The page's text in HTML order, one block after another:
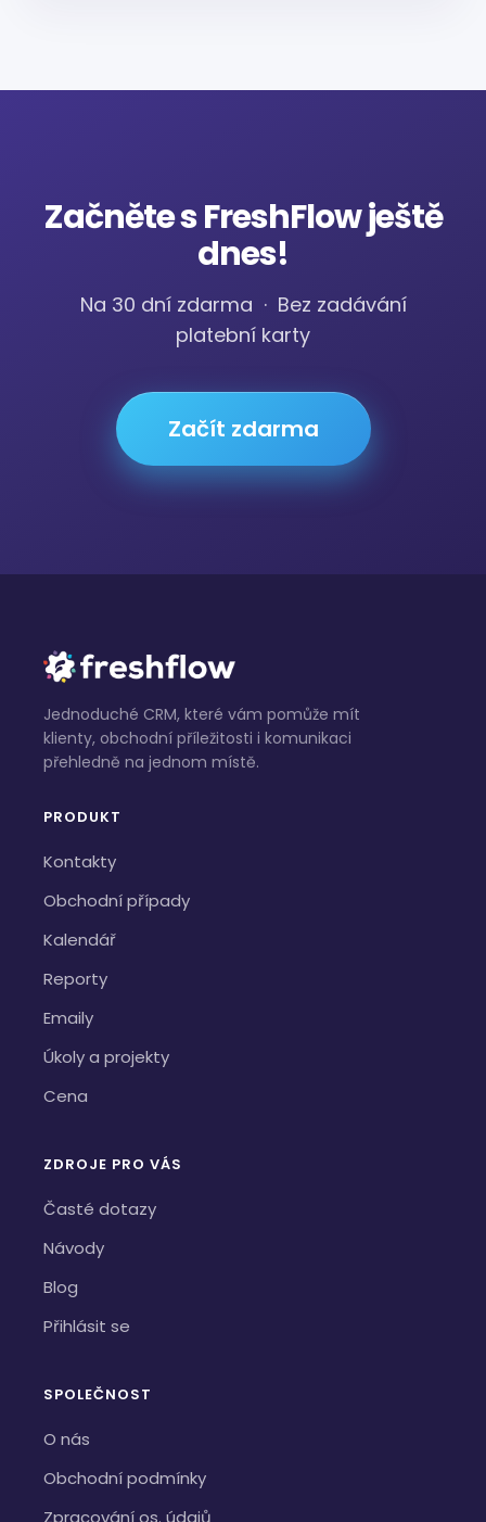
Začněte s FreshFlow ještě
dnes!
Na 30 dní zdarma · Bez zadávání
platební karty
Začít zdarma
Jednoduché CRM, které vám pomůže mít
klienty, obchodní příležitosti i komunikaci
přehledně na jednom místě.
PRODUKT
Kontakty
Obchodní případy
Kalendář
Reporty
Emaily
Úkoly a projekty
Cena
ZDROJE PRO VÁS
Časté dotazy
Návody
Blog
Přihlásit se
SPOLEČNOST
O nás
Obchodní podmínky